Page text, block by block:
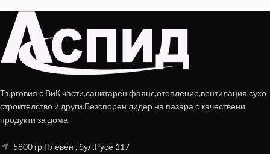
Търговия с ВиК части,санитарен фаянс,отопление,вентилация,сухо
строителство и други.Безспорен лидер на пазара с качествени
продукти за дома.
5800 гр.Плевен , бул.Русе 117